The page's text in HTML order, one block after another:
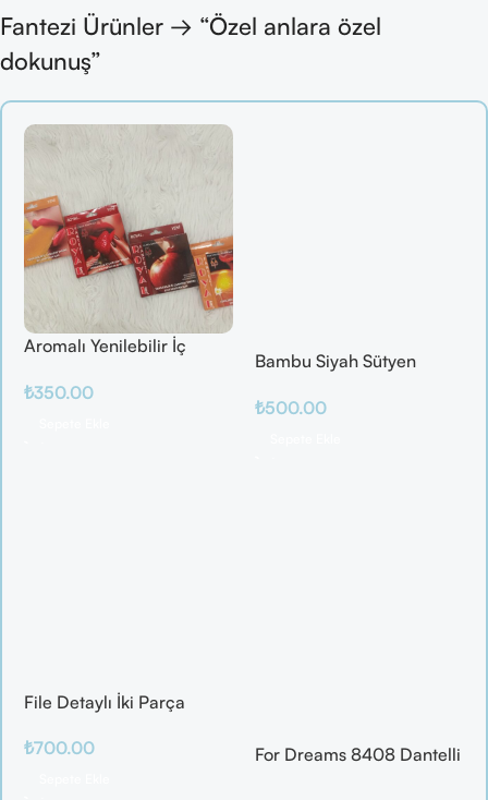
Fantezi Ürünler → “Özel anlara özel
dokunuş”
Aromalı Yenilebilir İç
/ Elma / Portakal
₺350.00
Bambu Siyah Sütyen
₺500.00
File Detaylı İki Parça
₺700.00
For Dreams 8408 Dantelli